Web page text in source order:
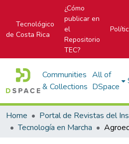
Tecnológico
de Costa Rica
¿Cómo
publicar en
el
Repositorio
TEC?
Communities
& Collections
All of
DSpace
Home
Tecnología en Marcha